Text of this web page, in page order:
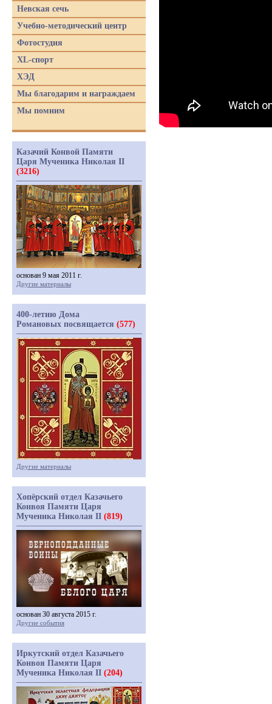
Невская сечь
Учебно-методический центр
Фотостудия
XL-спорт
ХЭД
Мы благодарим и награждаем
Мы помним
Казачий Конвой Памяти
Царя Мученика Николая II
(3216)
основан 9 мая 2011 г.
Другие материалы
400-летию Дома
Романовых посвящается (577)
Другие материалы
Хопёрский отдел Казачьего
Конвоя Памяти Царя
Мученика Николая II (819)
основан 30 августа 2015 г.
Другие события
Иркутский отдел Казачьего
Конвоя Памяти Царя
Мученика Николая II (204)